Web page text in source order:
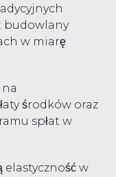
budowlany
w miarę
środków oraz
spłat w
elastyczność w